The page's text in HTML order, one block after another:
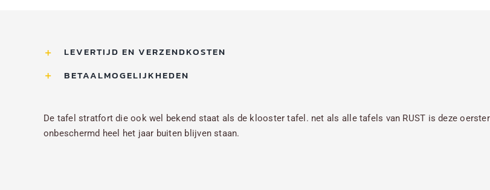
LEVERTIJD EN VERZENDKOSTEN
BETAALMOGELIJKHEDEN
De tafel stratfort die ook wel bekend staat als de klooster tafel. net als alle tafels van RUST is deze
onbeschermd heel het jaar buiten blijven staan.